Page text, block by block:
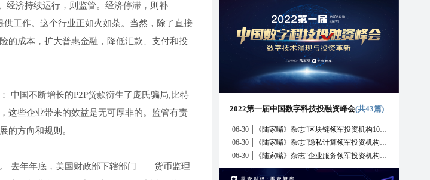
经济持续运行，则监管。经济停滞，则补
工作。这个行业正如火如荼。当然，除了直接
的成本，扩大普惠金融，降低汇款、支付和投
中国不断增长的P2P贷款衍生了庞氏骗局,比特
这些企业带来的效益是无可厚非的。监管有责
的方向和规则。
去年年底，美国财政部下辖部门——货币监理
2022第一届中国数字科技投融资峰会(共43篇)
06-30
《陆家嘴》杂志“区块链领军投资机构10强”榜单正式发布
06-30
《陆家嘴》杂志“隐私计算领军投资机构10强”榜单正式发布
06-30
《陆家嘴》杂志“企业服务领军投资机构10强”榜单正式发布